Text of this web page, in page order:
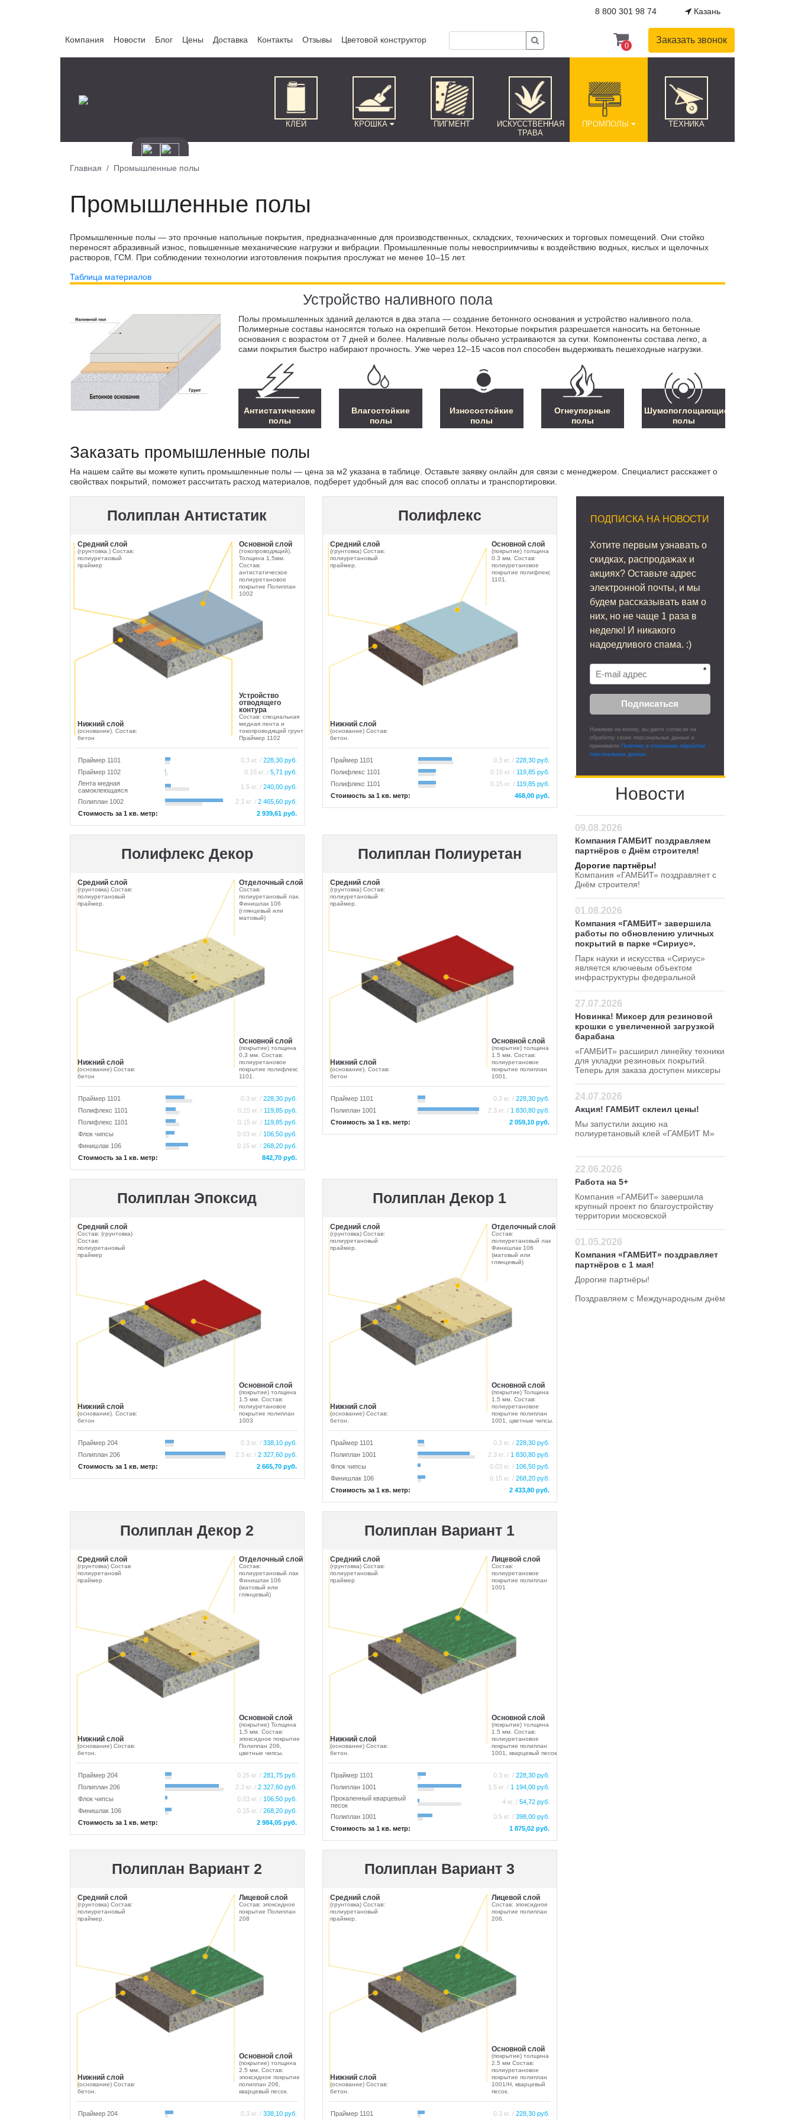
8 800 301 98 74 Казань
Компания Новости Блог Цены Доставка Контакты Отзывы Цветовой конструктор
0
Заказать звонок
КЛЕЙ КРОШКА ПИГМЕНТ
ИСКУССТВЕННАЯ
ТРАВА
ПРОМПОЛЫ ТЕХНИКА
Главная Промышленные полы
Промышленные полы
Промышленные полы — это прочные напольные покрытия, предназначенные для производственных, складских, технических и торговых помещений. Они стойко
переносят абразивный износ, повышенные механические нагрузки и вибрации. Промышленные полы невосприимчивы к воздействию водных, кислых и щелочных
растворов, ГСМ. При соблюдении технологии изготовления покрытия прослужат не менее 10–15 лет.
Таблица материалов
Устройство наливного пола
Полы промышленных зданий делаются в два этапа — создание бетонного основания и устройство наливного пола.
Полимерные составы наносятся только на окрепший бетон. Некоторые покрытия разрешается наносить на бетонные
основания с возрастом от 7 дней и более. Наливные полы обычно устраиваются за сутки. Компоненты состава легко, а
сами покрытия быстро набирают прочность. Уже через 12–15 часов пол способен выдерживать пешеходные нагрузки.
Антистатические
полы
Влагостойкие
полы
Износостойкие
полы
Огнеупорные
полы
Шумопоглощающие
полы
Заказать промышленные полы
На нашем сайте вы можете купить промышленные полы — цена за м2 указана в таблице. Оставьте заявку онлайн для связи с менеджером. Специалист расскажет о
свойствах покрытий, поможет рассчитать расход материалов, подберет удобный для вас способ оплаты и транспортировки.
Полиплан Антистатик
Средний слой
(грунтовка.) Состав:
полиуретаовый
праймер
Нижний слой
(основание). Состав:
бетон
Основной слой
(токопроводящий).
Толщина 1,5мм.
Состав:
антистатическое
полиуретановое
покрытие Полиплан
1002
Устройство
отводящего
контура
Состав: специальная
медная лента и
токопроводящий грунт
Праймер 1102
Праймер 1101 0.3 кг. / 228,30 руб.
Праймер 1102
0.15 кг. / 5,71 руб.
Лента медная
самоклеющаяся
1.5 кг. / 240,00 руб.
Полиплан 1002 2.3 кг. / 2 465,60 руб.
Стоимость за 1 кв. метр:
2 939,61 руб.
Полифлекс
Нижний слой
(основание) Состав:
бетон.
Средний слой
(грунтовка) Состав:
полиуретановый
праймер.
Основной слой
(покрытие) толщина
0.3 мм. Состав:
полиуретановое
покрытие полифлекс
1101.
Праймер 1101 0.3 кг. / 228,30 руб.
Полифлекс 1101
0.15 кг. / 119,85 руб.
Полифлекс 1101
0.15 кг. / 119,85 руб.
Стоимость за 1 кв. метр:
468,00 руб.
Полифлекс Декор
Нижний слой
(основание) Состав:
бетон
Средний слой
(грунтовка) Состав:
полиуретановый
праймер.
Основной слой
(покрытие) толщина
0,3 мм. Состав:
полиуретановое
покрытие полифлекс
1101.
Отделочный слой
Состав:
полиуретановый лак.
Финишлак 106
(глянцевый или
матовый)
Праймер 1101 0.3 кг. / 228,30 руб.
Полифлекс 1101
0.15 кг. / 119,85 руб.
Полифлекс 1101
0.15 кг. / 119,85 руб.
Флок чипсы
0.03 кг. / 106,50 руб.
Финишлак 106
0.15 кг. / 268,20 руб.
Стоимость за 1 кв. метр:
842,70 руб.
Полиплан Полиуретан
Средний слой
(грунтовка) Состав:
полиуретановый
праймер.
Основной слой
(покрытие) толщина
1.5 мм. Состав:
полиуретановое
покрытие полиплан
1001.
Нижний слой
(основание). Состав:
бетон
Праймер 1101 0.3 кг. / 228,30 руб.
Полиплан 1001
2.3 кг. / 1 830,80 руб.
Стоимость за 1 кв. метр:
2 059,10 руб.
Полиплан Эпоксид
Средний слой
Состав: (грунтовка)
Состав:
полиуретановый
праймер
Основной слой
(покрытие) толщина
1.5 мм. Состав:
полиуретановое
покрытие полиплан
1003
Нижний слой
(основание). Состав:
бетон
Праймер 204 0.3 кг. / 338,10 руб.
Полиплан 206
2.3 кг. / 2 327,60 руб.
Стоимость за 1 кв. метр:
2 665,70 руб.
Полиплан Декор 1
Нижний слой
(основание) Состав:
бетон.
Средний слой
(грунтовка) Состав:
полиуретановый
праймер.
Основной слой
(покрытие) Толщина
1.5 мм. Состав:
полиуретановое
покрытие полиплан
1001, цветные чипсы.
Отделочный слой
Состав:
полиуретановый лак
Финишлак 106
(матовый или
глянцевый)
Праймер 1101 0.3 кг. / 228,30 руб.
Полиплан 1001
2.3 кг. / 1 830,80 руб.
Флок чипсы
0.03 кг. / 106,50 руб.
Финишлак 106
0.15 кг. / 268,20 руб.
Стоимость за 1 кв. метр:
2 433,80 руб.
Полиплан Декор 2
Нижний слой
(основание) Состав:
бетон.
Средний слой
(грунтовка) Состав
полиуретановй
праймер.
Основной слой
(покрытие) Толщина
1,5 мм. Состав:
эпоксидное покрытие
Полиплан 206,
цветные чипсы.
Отделочный слой
Состав:
полиуретановый лак
Финишлак 106
(матовый или
глянцевый)
Праймер 204 0.25 кг. / 281,75 руб.
Полиплан 206
2.3 кг. / 2 327,60 руб.
Флок чипсы
0.03 кг. / 106,50 руб.
Финишлак 106
0.15 кг. / 268,20 руб.
Стоимость за 1 кв. метр:
2 984,05 руб.
Полиплан Вариант 1
Нижний слой
(основание) Состав:
бетон.
Средний слой
(грунтовка) Состав:
полиуретановый
праймер
Основной слой
(покрытие) толщина
1.5 мм. Состав:
полиуретановое
покрытие полиплан
1001, кварцевый песок
Лицевой слой
Состав:
полиуретановое
покрытие полиплан
1001
Праймер 1101 0.3 кг. / 228,30 руб.
Полиплан 1001
1.5 кг. / 1 194,00 руб.
Прокаленный кварцевый
песок
4 кг. / 54,72 руб.
Полиплан 1001 0.5 кг. / 398,00 руб.
Стоимость за 1 кв. метр:
1 875,02 руб.
Полиплан Вариант 2
Нижний слой
(основание) Состав:
бетон.
Средний слой
(грунтовка) Состав:
полиуретановый
праймер.
Основной слой
(покрытие) толщина
2.5 мм. Состав:
эпоксидное покрытие
полиплан 206,
кварцевый песок.
Лицевой слой
Состав: эпоксидное
покрытие Полиплан
208
Праймер 204 0.3 кг. / 338,10 руб.
Полиплан Вариант 3
Нижний слой
(основание) Состав:
бетон.
Средний слой
(грунтовка) Состав:
полиуретановый
праймер.
Основной слой
(покрытие) толщина
2.5 мм Состав:
полиуретановое
покрытие полиплан
1001/Н, кварцевый
песок.
Лицевой слой
Состав: эпоксидное
покрытие полиплан
206.
Праймер 1101 0.3 кг. / 228,30 руб.
ПОДПИСКА НА НОВОСТИ
Хотите первым узнавать о
скидках, распродажах и
акциях? Оставьте адрес
электронной почты, и мы
будем рассказывать вам о
них, но не чаще 1 раза в
неделю! И никакого
надоедливого спама. :)
*
Подписаться
Нажимая на кнопку, вы даете согласие на
обработку своих персональных данных и
принимаетеПолитику в отношении обработки
персональных данных.
Новости
09.08.2026
Компания ГАМБИТ поздравляем
партнёров с Днём строителя!
Дорогие партнёры!
Компания «ГАМБИТ» поздравляет с
Днём строителя!
01.08.2026
Компания «ГАМБИТ» завершила
работы по обновлению уличных
покрытий в парке «Сириус».
Парк науки и искусства «Сириус»
является ключевым объектом
инфраструктуры федеральной
27.07.2026
Новинка! Миксер для резиновой
крошки с увеличенной загрузкой
барабана
«ГАМБИТ» расширил линейку техники
для укладки резиновых покрытий.
Теперь для заказа доступен миксеры
24.07.2026
Акция! ГАМБИТ склеил цены!
Мы запустили акцию на
полиуретановый клей «ГАМБИТ М»
22.06.2026
Работа на 5+
Компания «ГАМБИТ» завершила
крупный проект по благоустройству
территории московской
01.05.2026
Компания «ГАМБИТ» поздравляет
партнёров с 1 мая!
Дорогие партнёры!
Поздравляем с Международным днём